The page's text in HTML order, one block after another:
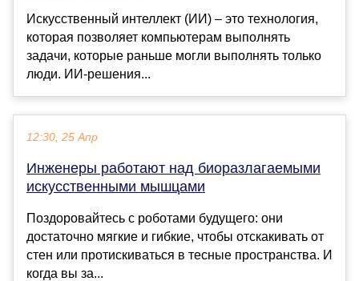
Искусственный интеллект (ИИ) – это технология,
которая позволяет компьютерам выполнять
задачи, которые раньше могли выполнять только
люди. ИИ-решения...
12:30, 25 Апр
Инженеры работают над биоразлагаемыми
искусственными мышцами
Поздоровайтесь с роботами будущего: они
достаточно мягкие и гибкие, чтобы отскакивать от
стен или протискиваться в тесные пространства. И
когда вы за...